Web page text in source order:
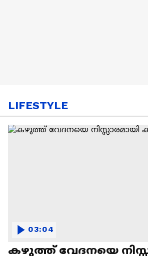
LIFESTYLE
കഴുത്ത് വേദനയെ
03:04